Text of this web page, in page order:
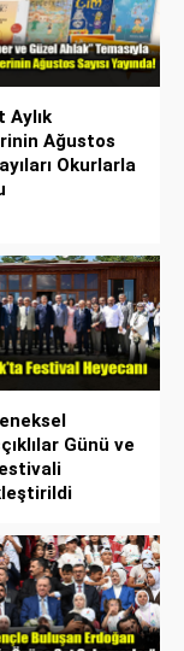
Aylık
Ağustos
Okurlarla
Günü ve